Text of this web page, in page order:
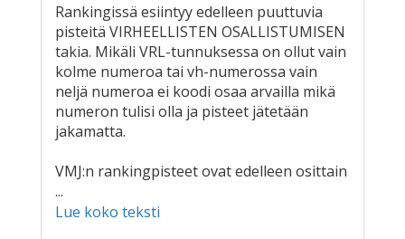
Rankingissä esiintyy edelleen puuttuvia
pisteitä VIRHEELLISTEN OSALLISTUMISEN
takia. Mikäli VRL-tunnuksessa on ollut vain
kolme numeroa tai vh-numerossa vain
neljä numeroa ei koodi osaa arvailla mikä
numeron tulisi olla ja pisteet jätetään
jakamatta.
VMJ:n rankingpisteet ovat edelleen osittain
...
Lue koko teksti